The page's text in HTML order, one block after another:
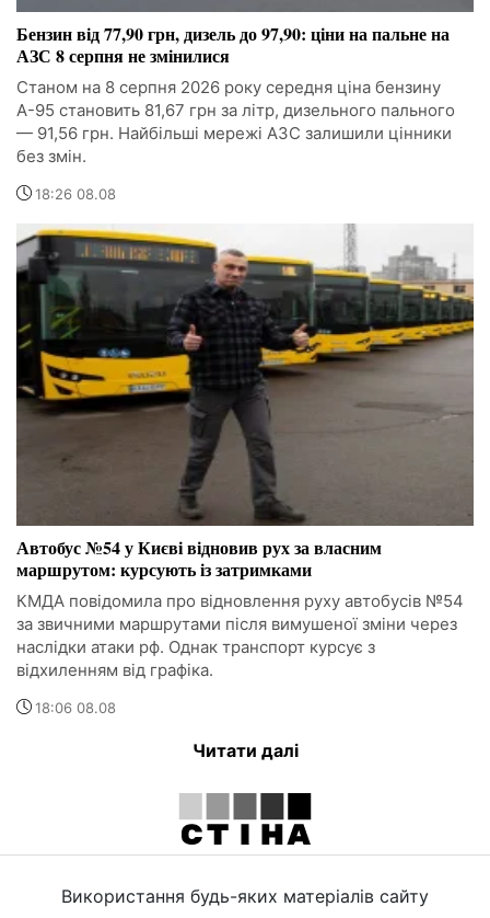
Бензин від 77,90 грн, дизель до 97,90: ціни на пальне на
АЗС 8 серпня не змінилися
Станом на 8 серпня 2026 року середня ціна бензину
А-95 становить 81,67 грн за літр, дизельного пального
— 91,56 грн. Найбільші мережі АЗС залишили цінники
без змін.
18:26 08.08
Автобус №54 у Києві відновив рух за власним
маршрутом: курсують із затримками
КМДА повідомила про відновлення руху автобусів №54
за звичними маршрутами після вимушеної зміни через
наслідки атаки рф. Однак транспорт курсує з
відхиленням від графіка.
18:06 08.08
Читати далі
Використання будь-яких матеріалів сайту